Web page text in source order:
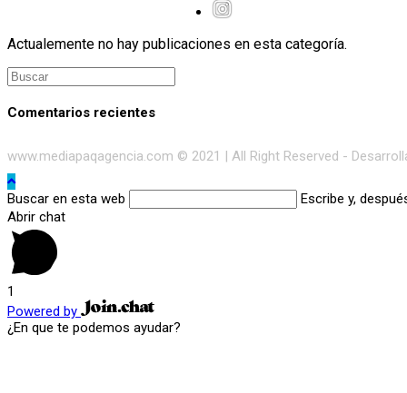
Actualemente no hay publicaciones en esta categoría.
Comentarios recientes
www.mediapaqagencia.com © 2021 | All Right Reserved -
Buscar en esta web
Escribe y,
Abrir chat
1
Powered by
¿En que te podemos ayudar?